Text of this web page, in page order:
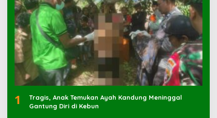
1
Tragis, Anak Temukan Ayah Kandung Meninggal
Gantung Diri di Kebun